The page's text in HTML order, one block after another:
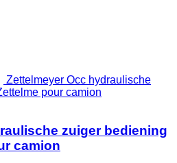
Zettelmeyer Occ hydraulische
pour camion
zuiger bediening
camion